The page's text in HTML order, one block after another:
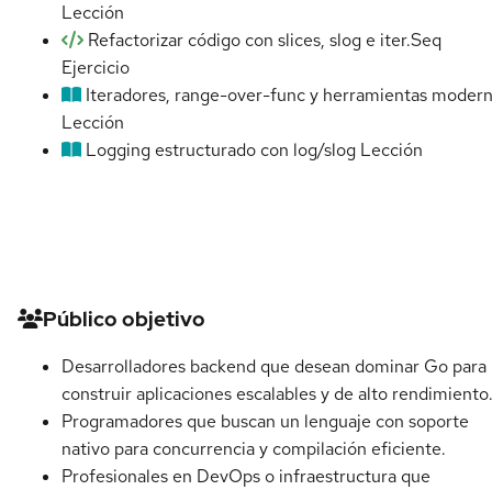
Lección
Refactorizar código con slices, slog e iter.Seq
Ejercicio
Iteradores, range-over-func y herramientas
Lección
Logging estructurado con log/slog Lección
Detalles del curso
Público objetivo
Desarrolladores backend que desean dominar Go para
construir aplicaciones escalables y de alto rendimiento.
Programadores que buscan un lenguaje con soporte
nativo para concurrencia y compilación eficiente.
Profesionales en DevOps o infraestructura que